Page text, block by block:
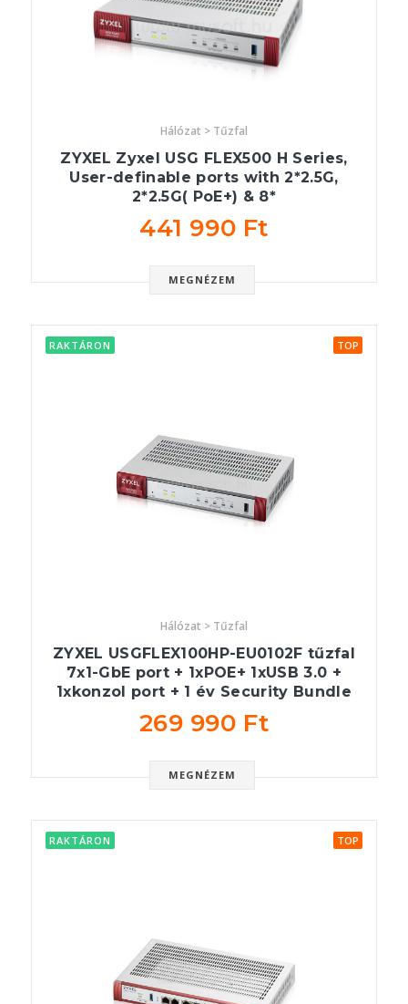
Hálózat > Tűzfal
ZYXEL Zyxel USG FLEX500 H Series,
User-definable ports with 2*2.5G,
2*2.5G( PoE+) & 8*
441 990 Ft
MEGNÉZEM
RAKTÁRON TOP
Hálózat > Tűzfal
ZYXEL USGFLEX100HP-EU0102F tűzfal
7x1-GbE port + 1xPOE+ 1xUSB 3.0 +
1xkonzol port + 1 év Security Bundle
269 990 Ft
MEGNÉZEM
RAKTÁRON TOP